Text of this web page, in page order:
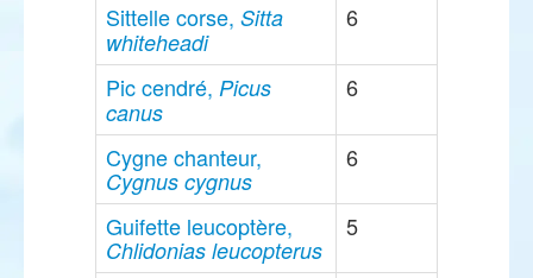
Sittelle corse, Sitta
whiteheadi
6
Pic cendré, Picus
canus
6
Cygne chanteur,
Cygnus cygnus
6
Guifette leucoptère,
Chlidonias leucopterus
5